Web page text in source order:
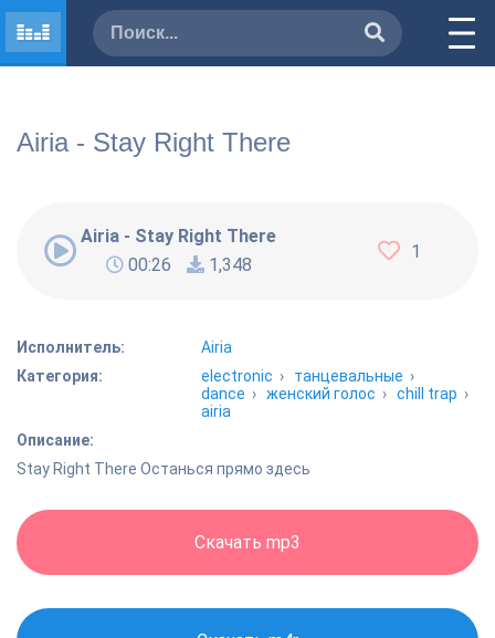
Airia - Stay Right There
Airia - Stay Right There
00:26
1,348
1
Исполнитель:
Airia
Категория:
electronic › танцевальные ›
dance ›женский голос ›chill trap ›
airia
Описание:
Stay Right There Останься прямо здесь
Скачать mp3